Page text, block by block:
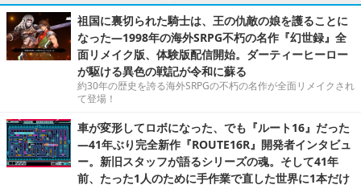
祖国に裏切られた騎士は、王の仇敵の娘を護ることに
なった―1998年の海外SRPG不朽の名作『幻世録』全
面リメイク版、体験版配信開始。ダーティーヒーロー
が駆ける異色の戦記が令和に蘇る
約30年の歴史を誇る海外SRPGの不朽の名作が全面リメイクされ
て登場！
車が変形してロボになった、でも『ルート16』だった
―41年ぶり完全新作『ROUTE16R』開発者インタビュ
ー。新旧スタッフが語るシリーズの魂。そして41年
前、たった1人のために手作業で直した世界に1本だけ